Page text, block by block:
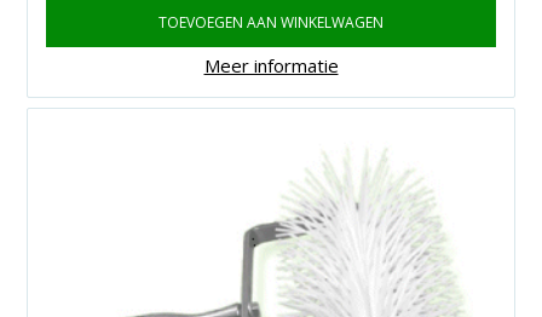
TOEVOEGEN AAN WINKELWAGEN
Meer informatie